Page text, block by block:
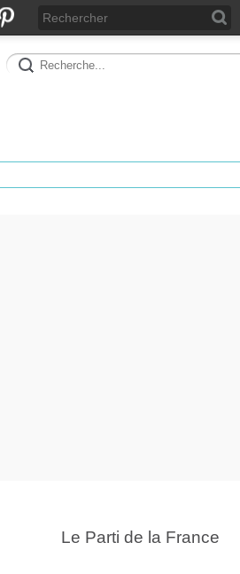
Le Parti de la France